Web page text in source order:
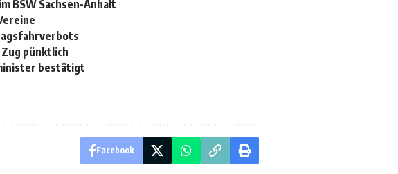
BSW Sachsen-Anhalt
pünktlich
bestätigt
Facebook